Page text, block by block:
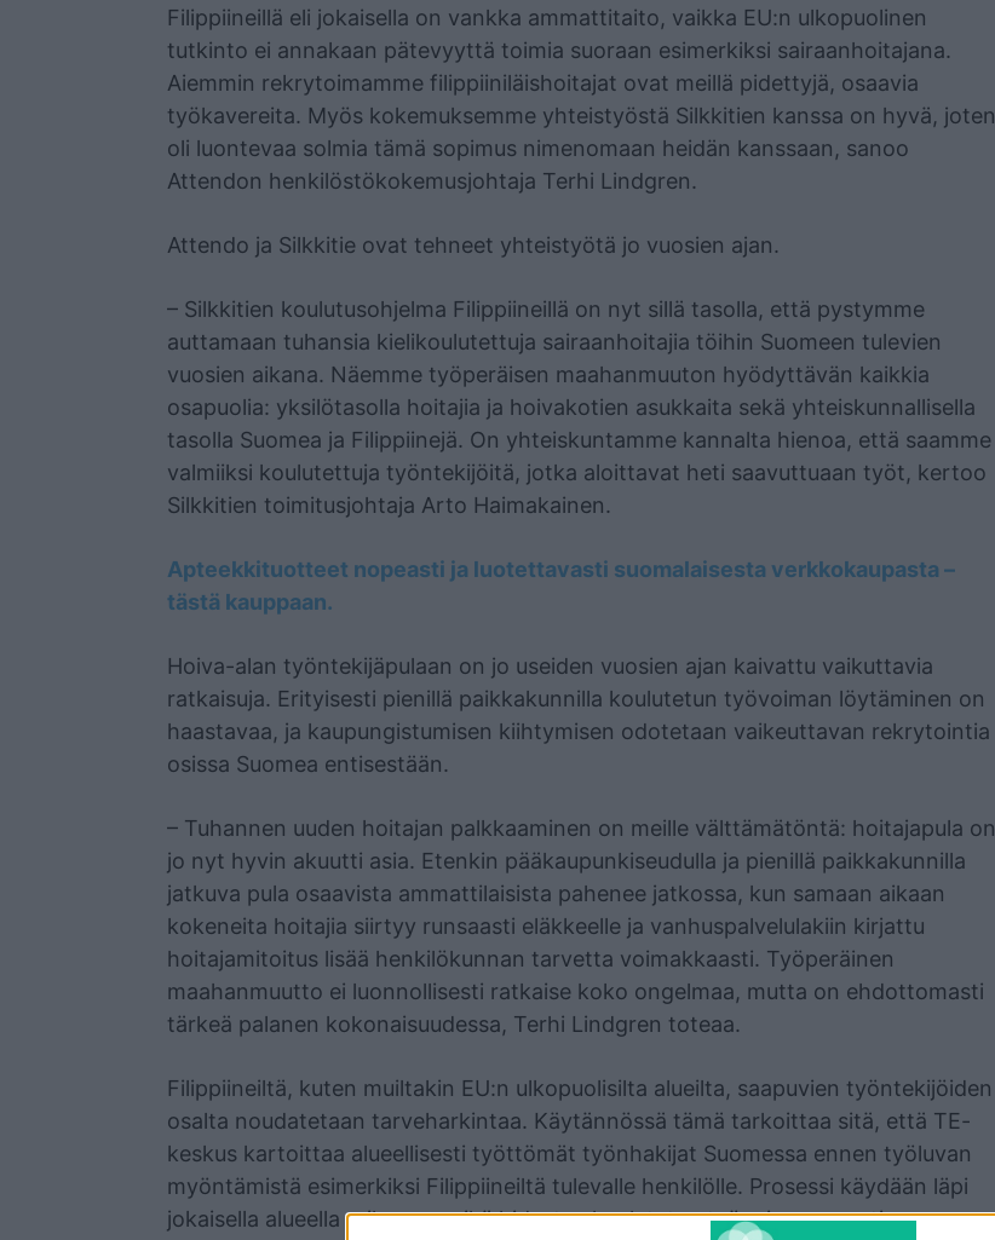
Filippiineillä eli jokaisella on vankka ammattitaito, vaikka EU:n ulkopuolinen
tutkinto ei annakaan pätevyyttä toimia suoraan esimerkiksi sairaanhoitajana.
Aiemmin rekrytoimamme filippiiniläishoitajat ovat meillä pidettyjä, osaavia
työkavereita. Myös kokemuksemme yhteistyöstä Silkkitien kanssa on hyvä, joten
oli luontevaa solmia tämä sopimus nimenomaan heidän kanssaan, sanoo
Attendon henkilöstökokemusjohtaja Terhi Lindgren.
Attendo ja Silkkitie ovat tehneet yhteistyötä jo vuosien ajan.
– Silkkitien koulutusohjelma Filippiineillä on nyt sillä tasolla, että pystymme
auttamaan tuhansia kielikoulutettuja sairaanhoitajia töihin Suomeen tulevien
vuosien aikana. Näemme työperäisen maahanmuuton hyödyttävän kaikkia
osapuolia: yksilötasolla hoitajia ja hoivakotien asukkaita sekä yhteiskunnallisella
tasolla Suomea ja Filippiinejä. On yhteiskuntamme kannalta hienoa, että saamme
valmiiksi koulutettuja työntekijöitä, jotka aloittavat heti saavuttuaan työt, kertoo
Silkkitien toimitusjohtaja Arto Haimakainen.
Apteekkituotteet nopeasti ja luotettavasti suomalaisesta verkkokaupasta –
tästä kauppaan.
Hoiva-alan työntekijäpulaan on jo useiden vuosien ajan kaivattu vaikuttavia
ratkaisuja. Erityisesti pienillä paikkakunnilla koulutetun työvoiman löytäminen on
haastavaa, ja kaupungistumisen kiihtymisen odotetaan vaikeuttavan rekrytointia
osissa Suomea entisestään.
– Tuhannen uuden hoitajan palkkaaminen on meille välttämätöntä: hoitajapula on
jo nyt hyvin akuutti asia. Etenkin pääkaupunkiseudulla ja pienillä paikkakunnilla
jatkuva pula osaavista ammattilaisista pahenee jatkossa, kun samaan aikaan
kokeneita hoitajia siirtyy runsaasti eläkkeelle ja vanhuspalvelulakiin kirjattu
hoitajamitoitus lisää henkilökunnan tarvetta voimakkaasti. Työperäinen
maahanmuutto ei luonnollisesti ratkaise koko ongelmaa, mutta on ehdottomasti
tärkeä palanen kokonaisuudessa, Terhi Lindgren toteaa.
Filippiineiltä, kuten muiltakin EU:n ulkopuolisilta alueilta, saapuvien työntekijöiden
osalta noudatetaan tarveharkintaa. Käytännössä tämä tarkoittaa sitä, että TE-
keskus kartoittaa alueellisesti työttömät työnhakijat Suomessa ennen työluvan
myöntämistä esimerkiksi Filippiineiltä tulevalle henkilölle. Prosessi käydään läpi
jokaisella alueella erikseen, mikä hidastaa koulutetun työvoiman saantia.